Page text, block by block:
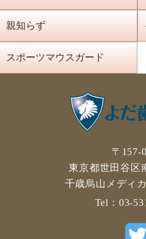
親知らず
スポーツマウスガード
〒157-
東京都世田谷区
千歳烏山メディ
Tel： 03-